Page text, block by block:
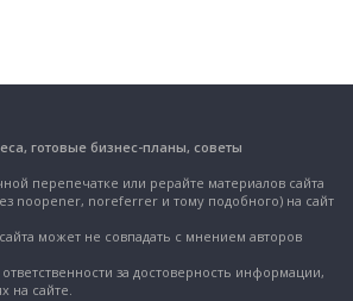
готовые бизнес-планы, советы
перепечатке или рерайте материалов сайта
noopener, noreferrer и тому подобного) на сайт
может не совпадать с мнением авторов
за достоверность информации,
на сайте.